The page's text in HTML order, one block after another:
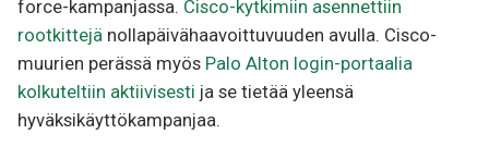
force-kampanjassa. Cisco-kytkimiin asennettiin
rootkittejä nollapäivähaavoittuvuuden avulla. Cisco-
muurien perässä myös Palo Alton login-portaalia
kolkuteltiin aktiivisesti ja se tietää yleensä
hyväksikäyttökampanjaa.